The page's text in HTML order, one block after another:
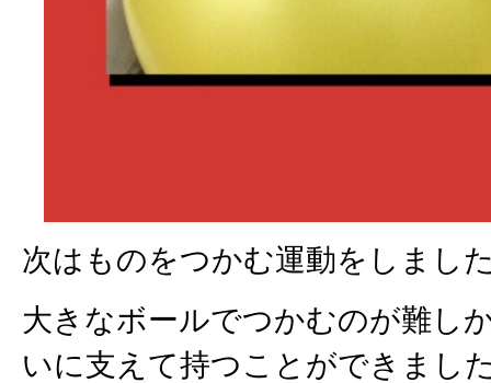
次はものをつかむ運動をしまし
大きなボールでつかむのが難し
いに支えて持つことができまし